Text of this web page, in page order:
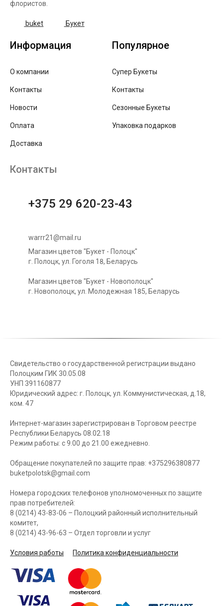
флористов.
buket Букет
Информация
О компании
Контакты
Новости
Оплата
Доставка
Популярное
Супер Букеты
Контакты
Сезонные Букеты
Упаковка подарков
Контакты
+375 29 620-23-43
warrr21@mail.ru
Магазин цветов "Букет - Полоцк"
г. Полоцк, ул. Гоголя 18, Беларусь
Магазин цветов "Букет - Новополоцк"
г. Новополоцк, ул. Молодежная 185, Беларусь
Свидетельство о государственной регистрации выдано
Полоцким ГИК 30.05.08
УНП 391160877
Юридический адрес: г. Полоцк, ул. Коммунистическая, д.18,
ком. 47
Интернет-магазин зарегистрирован в Торговом реестре
Республики Беларусь 08.02.18
Режим работы: с 9.00 до 21.00 ежедневно.
Обращение покупателей по защите прав: +375296380877
buketpolotsk@gmail.com
Номера городских телефонов уполномоченных по защите
прав потребителей:
8 (0214) 43-83-06 – Полоцкий районный исполнительный
комитет,
8 (0214) 43-96-63 – Отдел торговли и услуг
Условия работы Политика конфиденциальности